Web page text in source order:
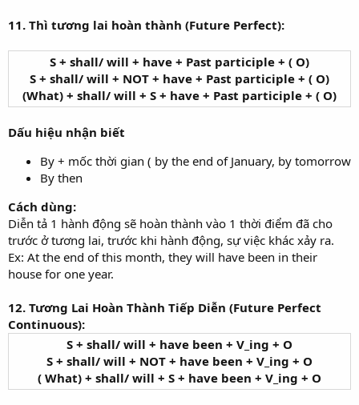
11. Thì tương lai hoàn thành (Future Perfect):
S + shall/ will + have + Past participle + ( O)
S + shall/ will + NOT + have + Past participle + ( O)
(What) + shall/ will + S + have + Past participle + ( O)
Dấu hiệu nhận biết
By + mốc thời gian ( by the end of January, by tomorrow
By then
Cách dùng:
Diễn tả 1 hành động sẽ hoàn thành vào 1 thời điểm đã cho
trước ở tương lai, trước khi hành động, sự việc khác xảy ra.
Ex: At the end of this month, they will have been in their
house for one year.
12. Tương Lai Hoàn Thành Tiếp Diễn (Future Perfect
Continuous):
S + shall/ will + have been + V_ing + O
S + shall/ will + NOT + have been + V_ing + O
( What) + shall/ will + S + have been + V_ing + O